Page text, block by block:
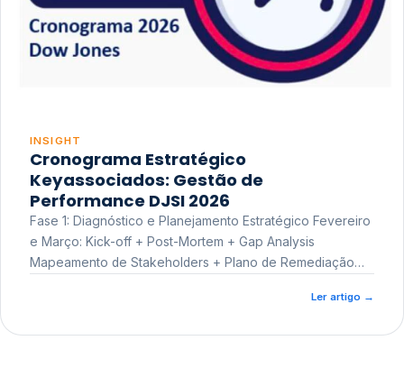
INSIGHT
Cronograma Estratégico
Keyassociados: Gestão de
Performance DJSI 2026
Fase 1: Diagnóstico e Planejamento Estratégico Fevereiro
e Março: Kick-off + Post-Mortem + Gap Analysis
Mapeamento de Stakeholders + Plano de Remediação
Ler artigo →